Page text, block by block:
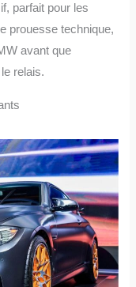
parfait pour les
prouesse technique,
avant que
relais.